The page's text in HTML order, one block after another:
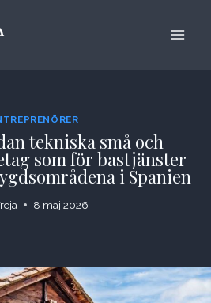
tekniska små och
som för bastjänster
i Spanien
8 maj 2026